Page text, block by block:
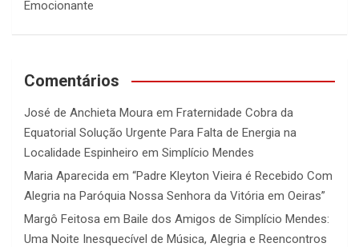
Emocionante
Comentários
José de Anchieta Moura em Fraternidade Cobra da
Equatorial Solução Urgente Para Falta de Energia na
Localidade Espinheiro em Simplício Mendes
Maria Aparecida em “Padre Kleyton Vieira é Recebido Com
Alegria na Paróquia Nossa Senhora da Vitória em Oeiras”
Margô Feitosa em Baile dos Amigos de Simplício Mendes:
Uma Noite Inesquecível de Música, Alegria e Reencontros